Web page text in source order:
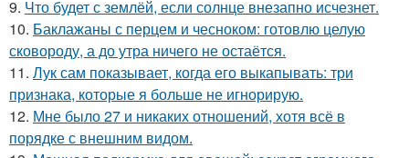
9. Что будет с землёй, если солнце внезапно исчезнет.
10. Баклажаны с перцем и чесноком: готовлю целую
сковороду, а до утра ничего не остаётся.
11. Лук сам показывает, когда его выкапывать: три
признака, которые я больше не игнорирую.
12. Мне было 27 и никаких отношений, хотя всё в
порядке с внешним видом.